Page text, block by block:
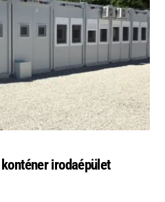
irodaépület